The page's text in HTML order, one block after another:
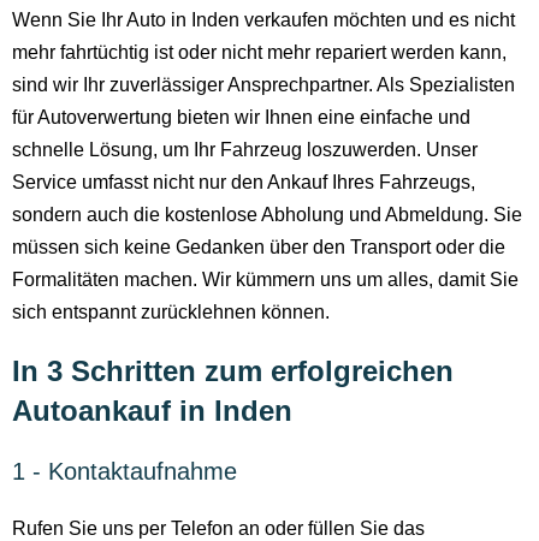
Wenn Sie Ihr Auto in Inden verkaufen möchten und es nicht
mehr fahrtüchtig ist oder nicht mehr repariert werden kann,
sind wir Ihr zuverlässiger Ansprechpartner. Als Spezialisten
für Autoverwertung bieten wir Ihnen eine einfache und
schnelle Lösung, um Ihr Fahrzeug loszuwerden. Unser
Service umfasst nicht nur den Ankauf Ihres Fahrzeugs,
sondern auch die kostenlose Abholung und Abmeldung. Sie
müssen sich keine Gedanken über den Transport oder die
Formalitäten machen. Wir kümmern uns um alles, damit Sie
sich entspannt zurücklehnen können.
In 3 Schritten zum erfolgreichen
Autoankauf in Inden
1 - Kontaktaufnahme
Rufen Sie uns per Telefon an oder füllen Sie das